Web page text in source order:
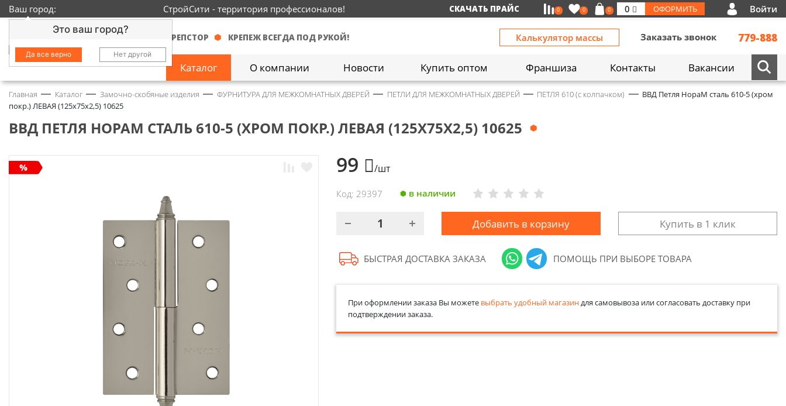
Ваш город:
Это ваш город?
Да все верно Нет другой
СтройСити - территория профессионалов! СКАЧАТЬ ПРАЙС 0 0 0 0 ОФОРМИТЬ Войти
КРЕПСТОР КРЕПЕЖ ВСЕГДА ПОД РУКОЙ! Калькулятор массы Заказать звонок 779-888
Каталог О компании Новости Купить оптом Франшиза Контакты Вакансии
Замочно-скобяные
изделия 1429
Инструмент 2363
Колеса
Главная Каталог Замочно-скобяные изделия ФУРНИТУРА ДЛЯ МЕЖКОМНАТНЫХ ДВЕРЕЙ ПЕТЛИ ДЛЯ МЕЖКОМНАТНЫХ ДВЕРЕЙ ПЕТЛЯ 610 (с колпачком)
ВВД Петля НораМ сталь 610-5 (хром
покр.) ЛЕВАЯ (125х75х2,5) 10625
ВВД ПЕТЛЯ НОРАМ СТАЛЬ 610-5 (ХРОМ ПОКР.) ЛЕВАЯ (125Х75Х2,5) 10625
99 /шт
Код: 29397 в наличии
Добавить в корзину Купить в 1 клик
БЫСТРАЯ ДОСТАВКА ЗАКАЗА ПОМОЩЬ ПРИ ВЫБОРЕ ТОВАРА
При оформлении заказа Вы можете выбрать удобный магазиндля самовывоза или согласовать доставку при
подтверждении заказа.